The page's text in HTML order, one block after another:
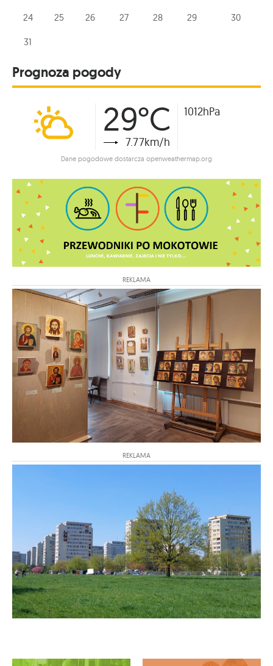
24 25 26 27 28 29 30
31
Prognoza pogody
29°C
7.77km/h
1012hPa
Dane pogodowe dostarcza openweathermap.org
REKLAMA
REKLAMA